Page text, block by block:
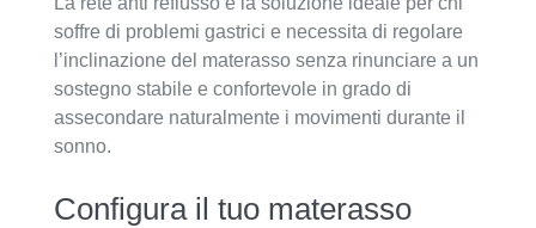
di
prezzo:
da
a
soffre di problemi gastrici e necessita di regolare
l’inclinazione del materasso senza rinunciare a un
sostegno stabile e confortevole in grado di
assecondare naturalmente i movimenti durante il
sonno.
Configura il tuo materasso